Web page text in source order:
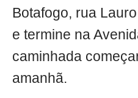
Botafogo, rua
e termine na
caminhada
amanhã.